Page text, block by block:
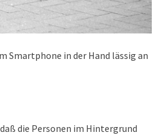
Smartphone in der Hand lässig an
die Personen im Hintergrund